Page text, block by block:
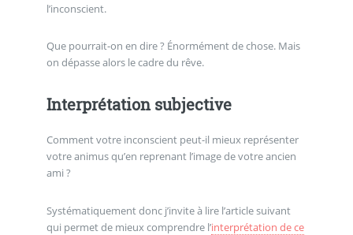
l’inconscient.
Que pourrait-on en dire ? Énormément de chose. Mais
on dépasse alors le cadre du rêve.
Interprétation subjective
Comment votre inconscient peut-il mieux représenter
votre animus qu’en reprenant l’image de votre ancien
ami ?
Systématiquement donc j’invite à lire l’article suivant
qui permet de mieux comprendre l’interprétation de ce